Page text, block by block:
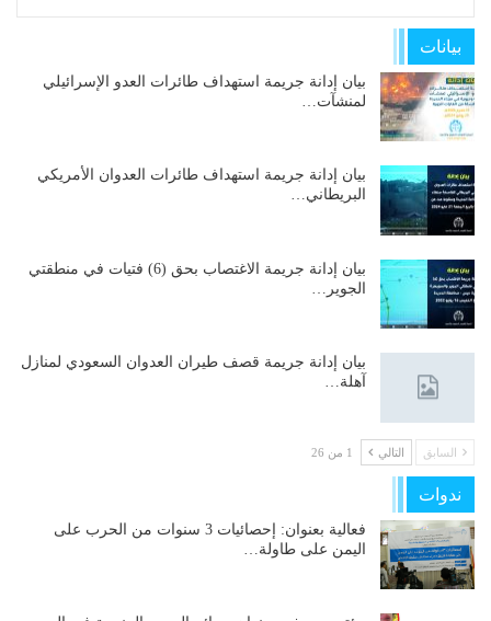
بيانات
بيان إدانة جريمة استهداف طائرات العدو الإسرائيلي
لمنشآت…
بيان إدانة جريمة استهداف طائرات العدوان الأمريكي
البريطاني…
بيان إدانة جريمة الاغتصاب بحق (6) فتيات في منطقتي
الجوير…
بيان إدانة جريمة قصف طيران العدوان السعودي لمنازل
آهلة…
السابق التالي 1 من 26
ندوات
فعالية بعنوان: إحصائيات 3 سنوات من الحرب على
اليمن على طاولة…